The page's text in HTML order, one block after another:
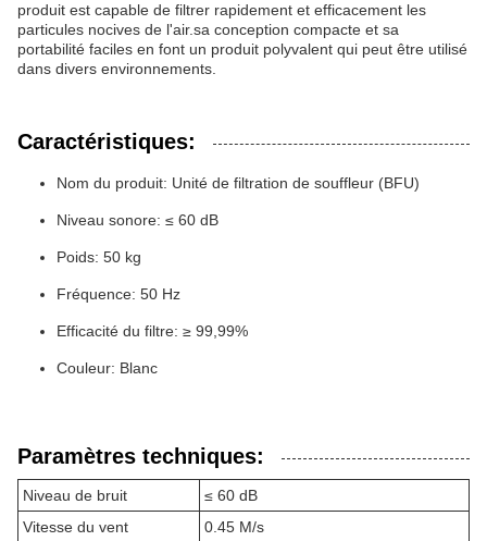
produit est capable de filtrer rapidement et efficacement les
particules nocives de l'air.sa conception compacte et sa
portabilité faciles en font un produit polyvalent qui peut être utilisé
dans divers environnements.
Caractéristiques:
Nom du produit: Unité de filtration de souffleur (BFU)
Niveau sonore: ≤ 60 dB
Poids: 50 kg
Fréquence: 50 Hz
Efficacité du filtre: ≥ 99,99%
Couleur: Blanc
Paramètres techniques:
Niveau de bruit
≤ 60 dB
Vitesse du vent
0.45 M/s